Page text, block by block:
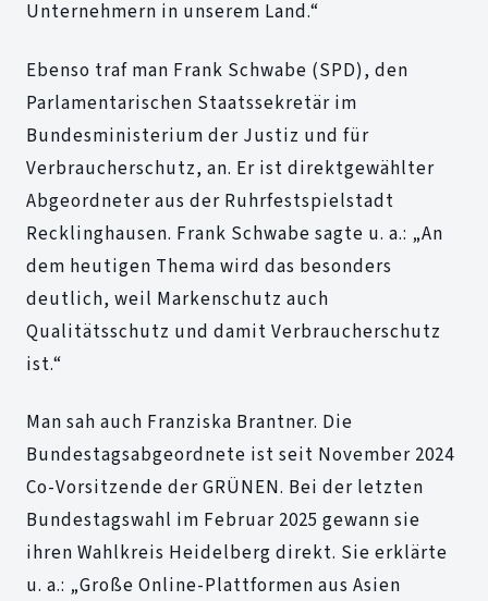
Unternehmern in unserem Land.“
Ebenso traf man Frank Schwabe (SPD), den
Parlamentarischen Staatssekretär im
Bundesministerium der Justiz und für
Verbraucherschutz, an. Er ist direktgewählter
Abgeordneter aus der Ruhrfestspielstadt
Recklinghausen. Frank Schwabe sagte u. a.: „An
dem heutigen Thema wird das besonders
deutlich, weil Markenschutz auch
Qualitätsschutz und damit Verbraucherschutz
ist.“
Man sah auch Franziska Brantner. Die
Bundestagsabgeordnete ist seit November 2024
Co-Vorsitzende der GRÜNEN. Bei der letzten
Bundestagswahl im Februar 2025 gewann sie
ihren Wahlkreis Heidelberg direkt. Sie erklärte
u. a.: „Große Online-Plattformen aus Asien